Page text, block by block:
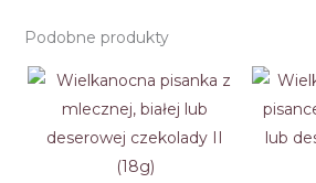
Podobne produkty